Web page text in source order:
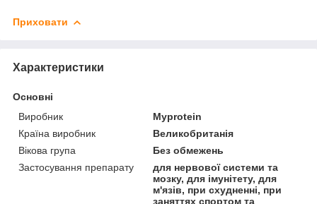
Приховати
Характеристики
Основні
Виробник
Myprotein
Країна виробник
Великобританія
Вікова група
Без обмежень
Застосування препарату
для нервової системи та
мозку, для імунітету, для
м'язів, при схудненні, при
заняттях спортом та